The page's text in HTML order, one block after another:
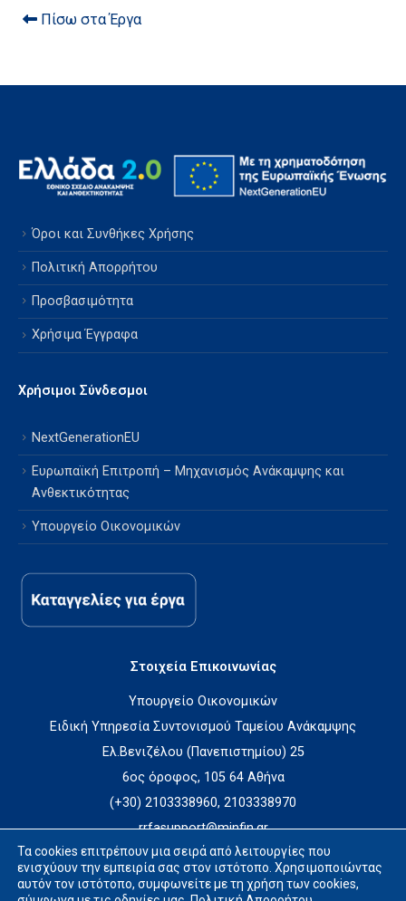
Πίσω στα Έργα
Όροι και Συνθήκες Χρήσης
Πολιτική Απορρήτου
Προσβασιμότητα
Χρήσιμα Έγγραφα
Χρήσιμοι Σύνδεσμοι
NextGenerationEU
Ευρωπαϊκή Επιτροπή – Μηχανισμός Ανάκαμψης και
Ανθεκτικότητας
Υπουργείο Οικονομικών
Στοιχεία Επικοινωνίας
Υπουργείο Οικονομικών
Ειδική Υπηρεσία Συντονισμού Ταμείου Ανάκαμψης
Ελ.Βενιζέλου (Πανεπιστημίου) 25
6ος όροφος, 105 64 Αθήνα
(+30) 2103338960, 2103338970
rrfasupport@minfin.gr
Τα cookies επιτρέπουν μια σειρά από λειτουργίες που
ενισχύουν την εμπειρία σας στον ιστότοπο. Χρησιμοποιώντας
αυτόν τον ιστότοπο, συμφωνείτε με τη χρήση των cookies,